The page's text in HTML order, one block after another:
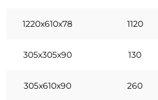
1220x610x78 1120
305x305x90 130
305x610x90 260